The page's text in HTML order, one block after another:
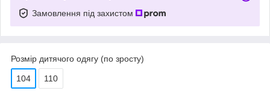
Замовлення під захистом
Розмір дитячого одягу (по зросту)
104 110